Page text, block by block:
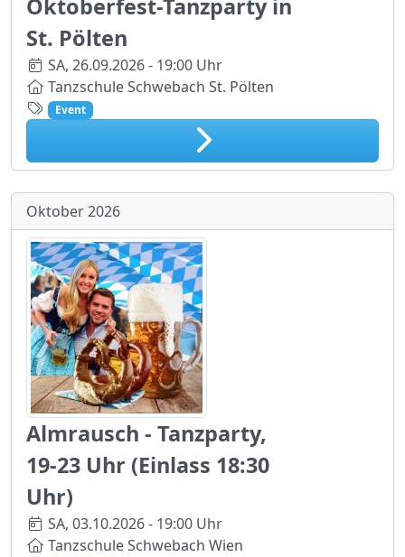
Oktoberfest-Tanzparty in
St. Pölten
SA, 26.09.2026 - 19:00 Uhr
Tanzschule Schwebach St. Pölten
Event
Oktober 2026
Almrausch - Tanzparty,
19-23 Uhr (Einlass 18:30
Uhr)
SA, 03.10.2026 - 19:00 Uhr
Tanzschule Schwebach Wien